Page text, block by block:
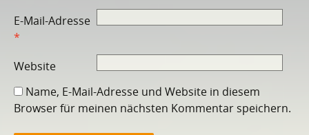
E-Mail-Adresse
*
Website
Name, E-Mail-Adresse und Website in diesem
Browser für meinen nächsten Kommentar speichern.